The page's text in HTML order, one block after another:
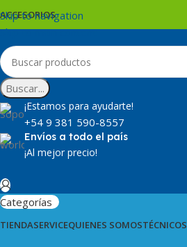
Skip to navigation
Skip to main content
ACCESORIOS
Buscar...
¡Estamos para ayudarte!
+54 9 381 590-8557
Envíos a todo el país
¡Al mejor precio!
Categorías
TIENDASERVICEQUIENES SOMOSTÉCNICOS